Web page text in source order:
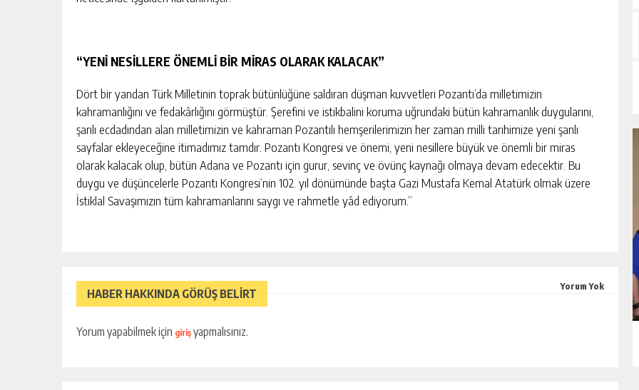
“YENİ NESİLLERE ÖNEMLİ BİR MİRAS OLARAK KALACAK”
Dört bir yandan Türk Milletinin toprak bütünlüğüne saldıran düşman kuvvetleri Pozantı’da milletimizin
kahramanlığını ve fedakârlığını görmüştür. Şerefini ve istikbalini koruma uğrundaki bütün kahramanlık duygularını,
şanlı ecdadından alan milletimizin ve kahraman Pozantılı hemşerilerimizin her zaman milli tarihimize yeni şanlı
sayfalar ekleyeceğine itimadımız tamdır. Pozantı Kongresi ve önemi, yeni nesillere büyük ve önemli bir miras
olarak kalacak olup, bütün Adana ve Pozantı için gurur, sevinç ve övünç kaynağı olmaya devam edecektir. Bu
duygu ve düşüncelerle Pozantı Kongresi’nin 102. yıl dönümünde başta Gazi Mustafa Kemal Atatürk olmak üzere
İstiklal Savaşımızın tüm kahramanlarını saygı ve rahmetle yâd ediyorum.”
HABER HAKKINDA GÖRÜŞ BELİRT
Yorum Yok
Yorum yapabilmek için giriş yapmalısınız.